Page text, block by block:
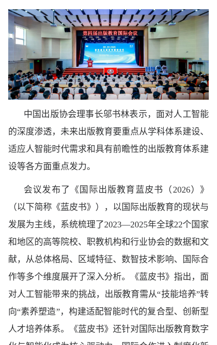
中国出版协会理事长邬书林表示，面对人工智能
的深度渗透，未来出版教育要重点从学科体系建设、
适应人智能时代需求和具有前瞻性的出版教育体系建
设等各方面重点发力。
会议发布了《国际出版教育蓝皮书（2026）》
（以下简称《蓝皮书》），以国际出版教育的现状与
发展为主线，系统梳理了2023—2025年全球22个国家
和地区的高等院校、职教机构和行业协会的数据和文
献，从总体格局、区域特征、数智技术影响、国际合
作等多个维度展开了深入分析。《蓝皮书》指出，面
对人工智能带来的挑战，出版教育需从“技能培养”转
向“素养塑造”，构建适配智能时代的复合型、创新型
人才培养体系。《蓝皮书》还针对国际出版教育数字